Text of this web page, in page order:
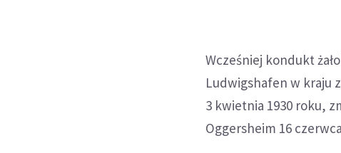
Wcześniej kondukt
Ludwigshafen w kraju
3 kwietnia 1930 roku,
Oggersheim 16